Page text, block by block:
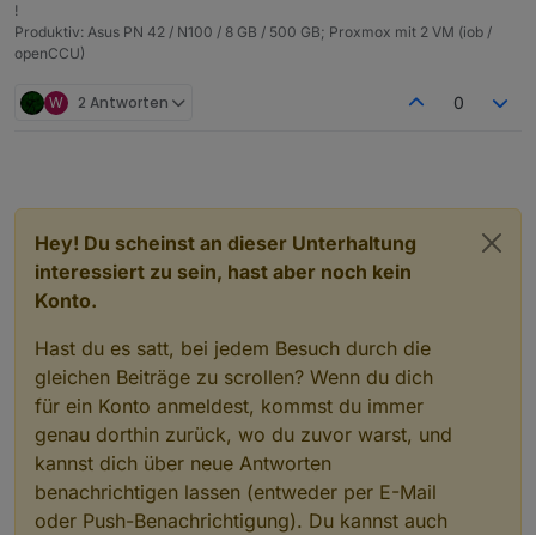
Und das ist der Export:
Zeichenkette) brahcte keine Lösung sondern nur eine
etwas andere Meldung.
!
Produktiv: Asus PN 42 / N100 / 8 GB / 500 GB; Proxmox mit 2 VM (iob /
openCCU)
W 2 Antworten 0
Hey! Du scheinst an dieser Unterhaltung
interessiert zu sein, hast aber noch kein
Konto.
Hast du es satt, bei jedem Besuch durch die
gleichen Beiträge zu scrollen? Wenn du dich
für ein Konto anmeldest, kommst du immer
genau dorthin zurück, wo du zuvor warst, und
kannst dich über neue Antworten
benachrichtigen lassen (entweder per E-Mail
oder Push-Benachrichtigung). Du kannst auch